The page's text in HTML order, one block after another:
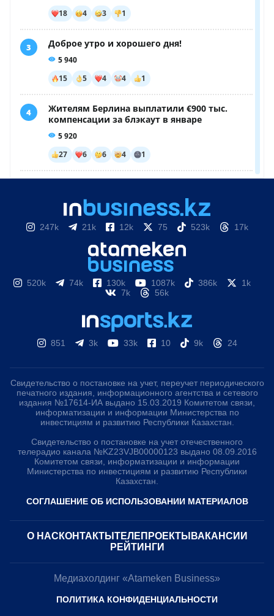
247k 21k 12k 75 523k 17k
520k 74k 130k 1087k 386k
1k
7k
56k
851 3k 33k 10 9k 24
Свидетельство о постановке на учет, переучет периодического
печатного издания, информационного агентства и сетевого
издания №17614-ИА выдано 15.03.2019 Комитетом связи,
информатизации и информации Министерства по
инвестициям и развитию Республики Казахстан.
Свидетельство о постановке на учет отечественного
телерадио канала №KZ23VJB00000123 выдано 08.09.2016
Комитетом связи, информатизации и информации
Министерства по инвестициям и развитию Республики
Казахстан.
СОГЛАШЕНИЕ ОБ ИСПОЛЬЗОВАНИИ МАТЕРИАЛОВ
О НАС КОНТАКТЫ ТЕЛЕПРОЕКТЫ ВАКАНСИИ
РЕЙТИНГИ
Медиахолдинг «Atameken Business»
ПОЛИТИКА КОНФИДЕНЦИАЛЬНОСТИ